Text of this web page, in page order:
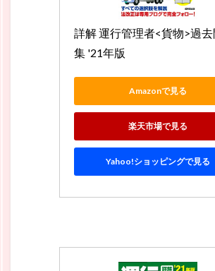
詳解 運行管理者<貨物>過去
集 '21年版
Amazonで見る
楽天市場で見る
Yahoo!ショッピングで見る